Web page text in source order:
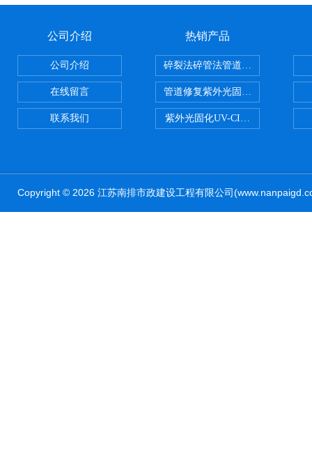
公司介绍
公司介绍
在线留言
联系我们
热销产品
碎裂法碎管法管道修复技术
管道修复紫外光固化修复CIPP内
紫外光固化UV-CIPP修复管道非
Copyright © 2026 江苏南排市政建设工程有限公司